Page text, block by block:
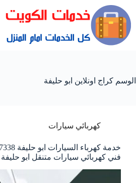
الوسم كراج اونلاين ابو حليفة
كهربائي سيارات
فني كهربائي سيارات متنقل ابو حليفة